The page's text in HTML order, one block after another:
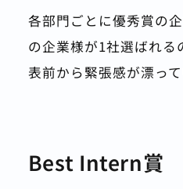
各部門ごとに優秀賞の
の企業様が1社選ばれる
表前から緊張感が漂って
Best Intern賞